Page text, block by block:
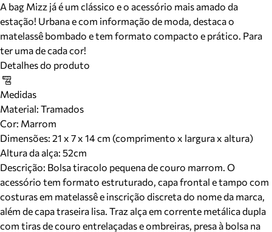
A bag Mizz já é um clássico e o acessório mais amado da
estação! Urbana e com informação de moda, destaca o
matelassê bombado e tem formato compacto e prático. Para
ter uma de cada cor!
Detalhes do produto
Medidas
Material: Tramados
Cor: Marrom
Dimensões: 21 x 7 x 14 cm (comprimento x largura x altura)
Altura da alça: 52cm
Descrição: Bolsa tiracolo pequena de couro marrom. O
acessório tem formato estruturado, capa frontal e tampo com
costuras em matelassê e inscrição discreta do nome da marca,
além de capa traseira lisa. Traz alça em corrente metálica dupla
com tiras de couro entrelaçadas e ombreiras, presa à bolsa na